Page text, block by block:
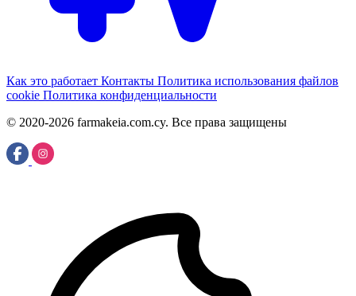
Как это работает Контакты Политика использования файлов
cookie Политика конфиденциальности
© 2020-2026 farmakeia.com.cy. Все права защищены